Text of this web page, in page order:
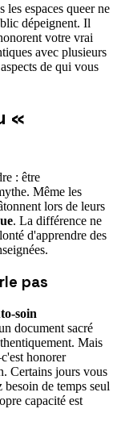
les espaces queer ne
dépeignent. Il
votre vrai
avec plusieurs
de qui vous
«
: être
Même les
lors de leurs
. La différence ne
d'apprendre des
pas
soin
document sacré
Mais
honorer
Certains jours vous
de temps seul
capacité est